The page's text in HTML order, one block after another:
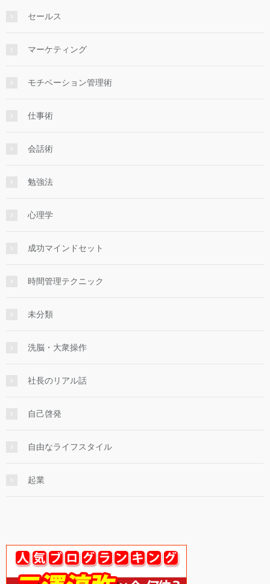
セールス
マーケティング
モチベーション管理術
仕事術
会話術
勉強法
心理学
成功マインドセット
時間管理テクニック
未分類
洗脳・大衆操作
社長のリアル話
自己啓発
自由なライフスタイル
起業